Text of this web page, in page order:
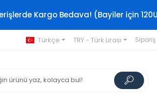
Kargo Bedava! (Bayiler için
Türkçe TRY - Türk Lirası